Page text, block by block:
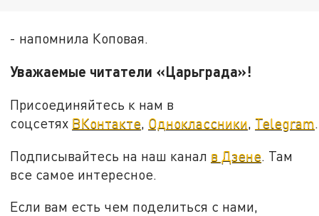
- напомнила Коповая.
Уважаемые читатели «Царьграда»!
Присоединяйтесь к нам в
соцсетях ВКонтакте, Одноклассники, Telegram.
Подписывайтесь на наш канал в Дзене . Там
все самое интересное.
Если вам есть чем поделиться с нами,